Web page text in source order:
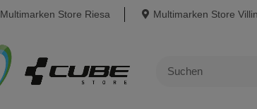
Multimarken Store Riesa Multimarken Store